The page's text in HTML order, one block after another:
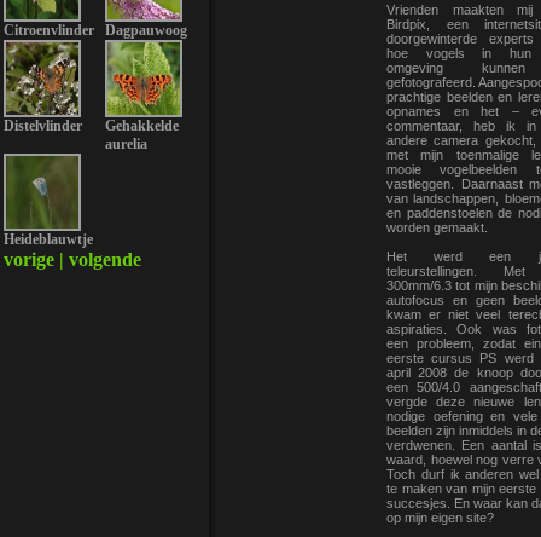
Citroenvlinder Dagpauwoog
Distelvlinder
Gehakkelde
aurelia
Heideblauwtje
vorige | volgende
Vrienden maakten
Birdpix, een
doorgewinterde
hoe vogels in hun
omgeving
gefotografeerd.
prachtige beelden en
opnames en het –
commentaar, heb ik
andere camera
met mijn toenmalige
mooie vogelbeelden
vastleggen. Daarnaast
van landschappen,
en paddenstoelen de
worden gemaakt.
Het werd een
teleurstellingen. Met
300mm/6.3 tot mijn
autofocus en geen
kwam er niet veel
aspiraties. Ook was
een probleem, zodat
eerste cursus PS werd
april 2008 de knoop
een 500/4.0
vergde deze nieuwe
nodige oefening en vele
beelden zijn inmiddels in
verdwenen. Een aantal
waard, hoewel nog verre
Toch durf ik anderen wel
te maken van mijn eerste
succesjes. En waar kan
op mijn eigen site?